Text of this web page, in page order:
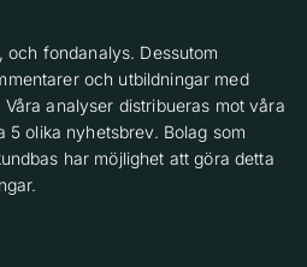
fondanalys. Dessutom
och utbildningar med
analyser distribueras mot våra
5 olika nyhetsbrev. Bolag som
har möjlighet att göra detta